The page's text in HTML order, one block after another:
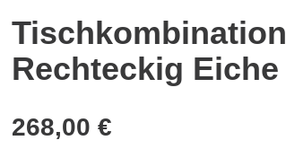
Tischkombination
Rechteckig Eiche
268,00 €